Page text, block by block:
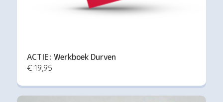
ACTIE: Werkboek Durven
€ 19,95